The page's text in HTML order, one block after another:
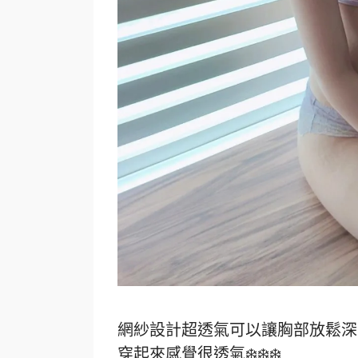
網紗設計超透氣可以讓胸部放鬆
穿起來感覺很透氣❄️❄️❄️